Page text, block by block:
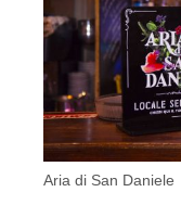
Aria di San Daniele